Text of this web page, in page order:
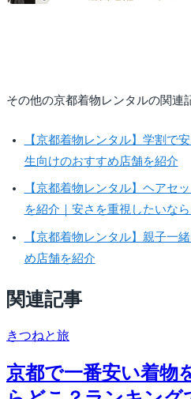
その他の京都着物レンタルの関連
【京都着物レンタル】学割で
生向けのおすすめ店舗を紹介
【京都着物レンタル】ヘアセ
を紹介｜安さを重視したいなら
【京都着物レンタル】親子一
め店舗を紹介
関連記事
きつねと旅
京都で一番安い着物